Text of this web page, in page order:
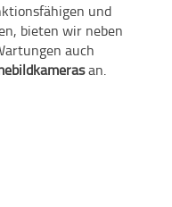
und
bieten wir neben
auch
an.